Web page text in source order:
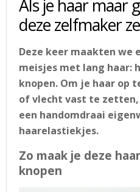
Als je haar maar
deze zelfmaker
Deze keer maakten we
meisjes met lang haar:
knopen. Om je haar op
of vlecht vast te zetten,
een handomdraai
haarelastiekjes.
Zo maak je deze
knopen